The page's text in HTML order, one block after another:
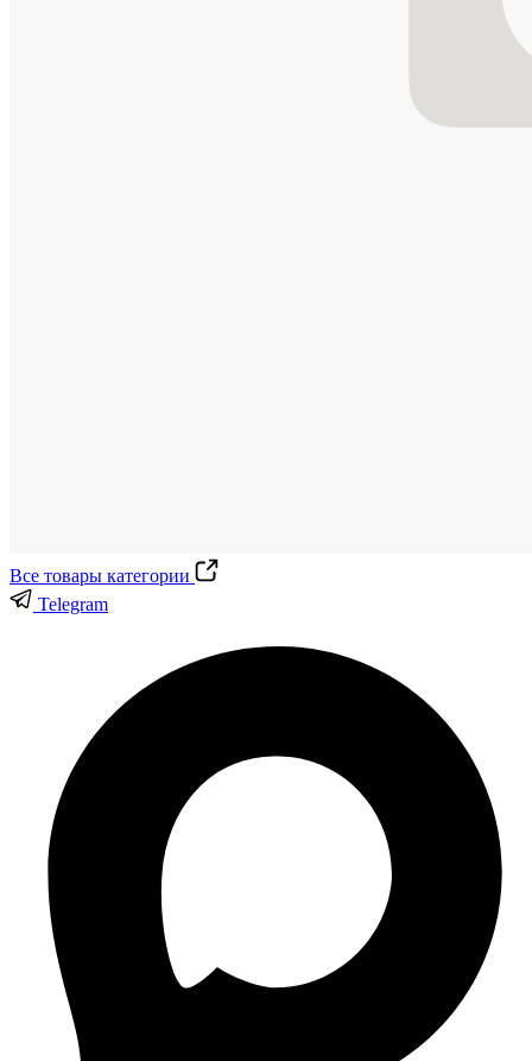
Все товары категории
Telegram